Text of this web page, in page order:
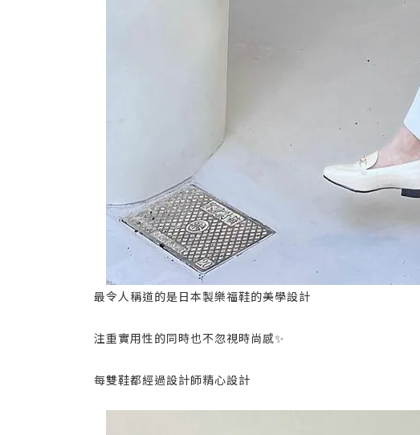
最令人稱道的是日本製樂福鞋的美學設計
注重實用性的同時也不忽視時尚感✨
每雙鞋都經過設計師精心設計